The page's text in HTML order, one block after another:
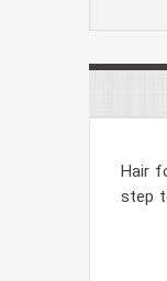
Hair
step